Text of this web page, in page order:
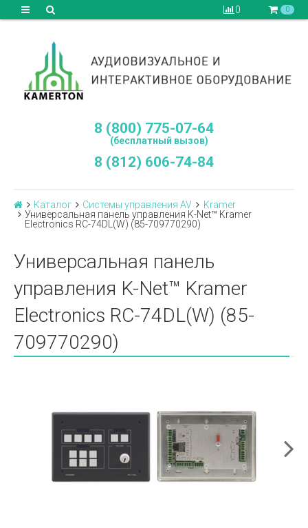
0 0
8 (800) 775-07-64
(бесплатный вызов)
8 (812) 606-74-84
Каталог Системы управления AV
Kramer
Универсальная панель управления K-Net™ Kramer
Electronics RC-74DL(W) (85-709770290)
Универсальная панель
управления K-Net™ Kramer
Electronics RC-74DL(W) (85-
709770290)